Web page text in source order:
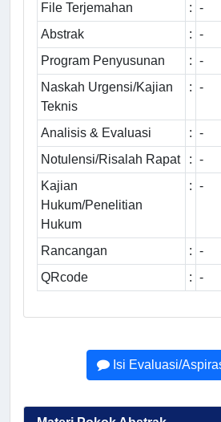
File Terjemahan
: -
Abstrak
: -
Program Penyusunan
: -
Naskah Urgensi/Kajian
Teknis
: -
Analisis & Evaluasi : -
Notulensi/Risalah Rapat
: -
Kajian
Hukum/Penelitian
Hukum
: -
Rancangan : -
QRcode
: -
Isi Evaluasi/